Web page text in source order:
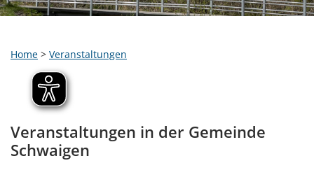
Home > Veranstaltungen
Veranstaltungen in der Gemeinde
Schwaigen